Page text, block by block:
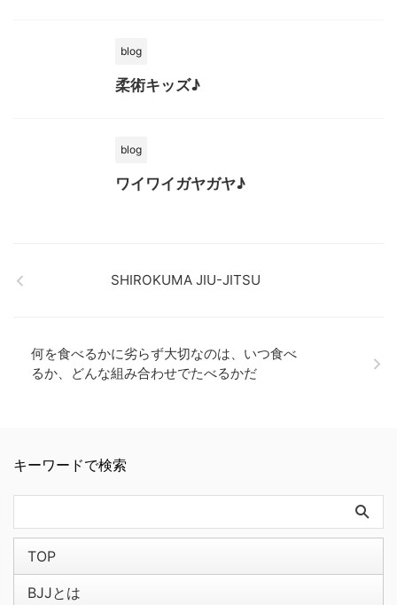
blog
柔術キッズ♪
blog
ワイワイガヤガヤ♪
SHIROKUMA JIU-JITSU
何を食べるかに劣らず大切なのは、いつ食べ
るか、どんな組み合わせでたべるかだ
キーワードで検索
TOP
BJJとは